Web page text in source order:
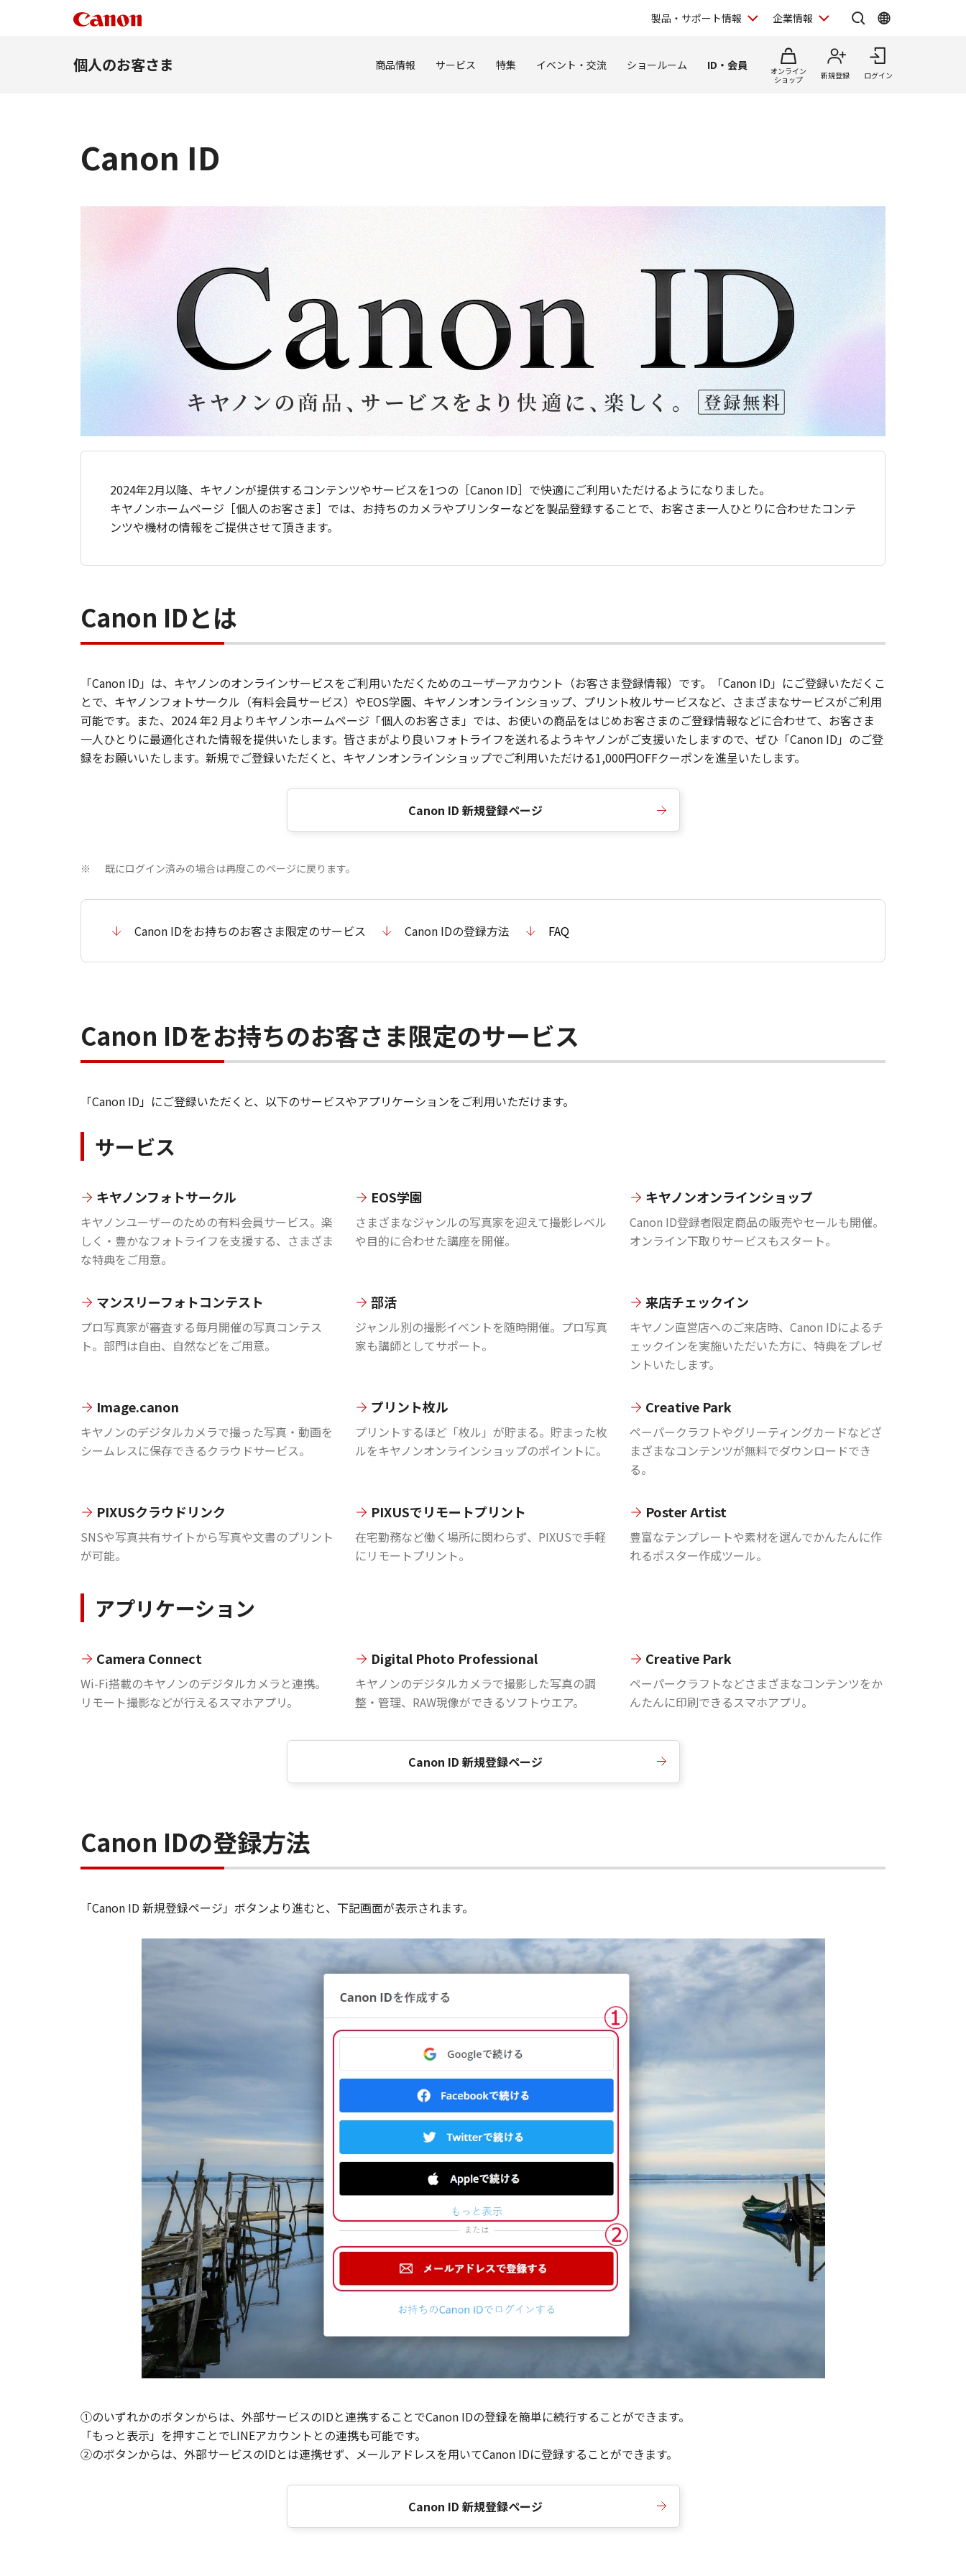
製品・サポート情報 企業情報
個人のお客さま 商品情報 サービス 特集 イベント・交流 ショールーム ID・会員
オンライン
ショップ
新規登録 ログイン
Canon ID
2024年2月以降、キヤノンが提供するコンテンツやサービスを1つの［Canon ID］で快適にご利用いただけるようになりました。
キヤノンホームページ［個人のお客さま］では、お持ちのカメラやプリンターなどを製品登録することで、お客さま一人ひとりに合わせたコンテ
ンツや機材の情報をご提供させて頂きます。
Canon IDとは
「Canon ID」は、キヤノンのオンラインサービスをご利用いただくためのユーザーアカウント（お客さま登録情報）です。「Canon ID」にご登録いただくこ
とで、キヤノンフォトサークル（有料会員サービス）やEOS学園、キヤノンオンラインショップ、プリント枚ルサービスなど、さまざまなサービスがご利用
可能です。また、2024 年2 月よりキヤノンホームページ「個人のお客さま」では、お使いの商品をはじめお客さまのご登録情報などに合わせて、お客さま
一人ひとりに最適化された情報を提供いたします。皆さまがより良いフォトライフを送れるようキヤノンがご支援いたしますので、ぜひ「Canon ID」のご登
録をお願いいたします。新規でご登録いただくと、キヤノンオンラインショップでご利用いただける1,000円OFFクーポンを進呈いたします。
Canon ID 新規登録ページ
※ 既にログイン済みの場合は再度このページに戻ります。
Canon IDをお持ちのお客さま限定のサービス Canon IDの登録方法 FAQ
Canon IDをお持ちのお客さま限定のサービス
「Canon ID」にご登録いただくと、以下のサービスやアプリケーションをご利用いただけます。
サービス
キヤノンフォトサークル
キヤノンユーザーのための有料会員サービス。楽
しく・豊かなフォトライフを支援する、さまざま
な特典をご用意。
EOS学園
さまざまなジャンルの写真家を迎えて撮影レベル
や目的に合わせた講座を開催。
キヤノンオンラインショップ
Canon ID登録者限定商品の販売やセールも開催。
オンライン下取りサービスもスタート。
マンスリーフォトコンテスト
プロ写真家が審査する毎月開催の写真コンテス
ト。部門は自由、自然などをご用意。
部活
ジャンル別の撮影イベントを随時開催。プロ写真
家も講師としてサポート。
来店チェックイン
キヤノン直営店へのご来店時、Canon IDによるチ
ェックインを実施いただいた方に、特典をプレゼ
ントいたします。
Image.canon
キヤノンのデジタルカメラで撮った写真・動画を
シームレスに保存できるクラウドサービス。
プリント枚ル
プリントするほど「枚ル」が貯まる。貯まった枚
ルをキヤノンオンラインショップのポイントに。
Creative Park
ペーパークラフトやグリーティングカードなどざ
まざまなコンテンツが無料でダウンロードでき
る。
PIXUSクラウドリンク
SNSや写真共有サイトから写真や文書のプリント
が可能。
PIXUSでリモートプリント
在宅勤務など働く場所に関わらず、PIXUSで手軽
にリモートプリント。
Poster Artist
豊富なテンプレートや素材を選んでかんたんに作
れるポスター作成ツール。
アプリケーション
Camera Connect
Wi-Fi搭載のキヤノンのデジタルカメラと連携。
リモート撮影などが行えるスマホアプリ。
Digital Photo Professional
キヤノンのデジタルカメラで撮影した写真の調
整・管理、RAW現像ができるソフトウエア。
Creative Park
ペーパークラフトなどさまざまなコンテンツをか
んたんに印刷できるスマホアプリ。
Canon ID 新規登録ページ
Canon IDの登録方法
「Canon ID 新規登録ページ」ボタンより進むと、下記画面が表示されます。
①のいずれかのボタンからは、外部サービスのIDと連携することでCanon IDの登録を簡単に続行することができます。
「もっと表示」を押すことでLINEアカウントとの連携も可能です。
②のボタンからは、外部サービスのIDとは連携せず、メールアドレスを用いてCanon IDに登録することができます。
Canon ID 新規登録ページ